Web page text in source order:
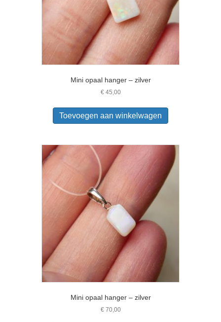
Mini opaal hanger – zilver
€45,00
Toevoegen aan winkelwagen
Mini opaal hanger – zilver
€70,00